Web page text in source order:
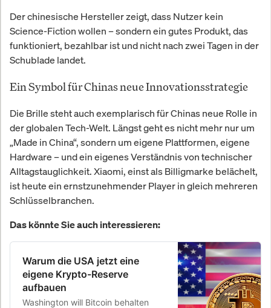
Der chinesische Hersteller zeigt, dass Nutzer kein
Science-Fiction wollen – sondern ein gutes Produkt, das
funktioniert, bezahlbar ist und nicht nach zwei Tagen in der
Schublade landet.
Ein Symbol für Chinas neue Innovationsstrategie
Die Brille steht auch exemplarisch für Chinas neue Rolle in
der globalen Tech-Welt. Längst geht es nicht mehr nur um
„Made in China“, sondern um eigene Plattformen, eigene
Hardware – und ein eigenes Verständnis von technischer
Alltagstauglichkeit. Xiaomi, einst als Billigmarke belächelt,
ist heute ein ernstzunehmender Player in gleich mehreren
Schlüsselbranchen.
Das könnte Sie auch interessieren:
Warum die USA jetzt eine
eigene Krypto-Reserve
aufbauen
Washington will Bitcoin behalten